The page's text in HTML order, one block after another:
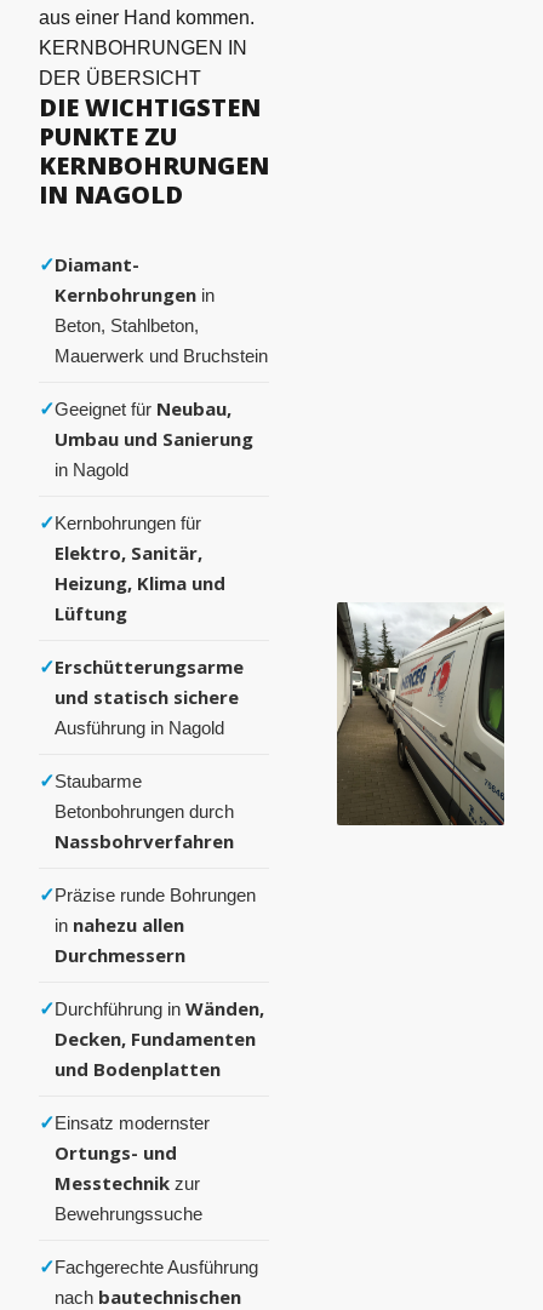
aus einer Hand kommen.
KERNBOHRUNGEN IN
DER ÜBERSICHT
DIE WICHTIGSTEN
PUNKTE ZU
KERNBOHRUNGEN
IN NAGOLD
✓Diamant-
Kernbohrungen in
Beton, Stahlbeton,
Mauerwerk und Bruchstein
✓Geeignet für Neubau,
Umbau und Sanierung
in Nagold
✓Kernbohrungen für
Elektro, Sanitär,
Heizung, Klima und
Lüftung
✓Erschütterungsarme
und statisch sichere
Ausführung in Nagold
✓Staubarme
Betonbohrungen durch
Nassbohrverfahren
✓Präzise runde Bohrungen
in nahezu allen
Durchmessern
✓Durchführung in Wänden,
Decken, Fundamenten
und Bodenplatten
✓Einsatz modernster
Ortungs- und
Messtechnik zur
Bewehrungssuche
✓Fachgerechte Ausführung
nach bautechnischen